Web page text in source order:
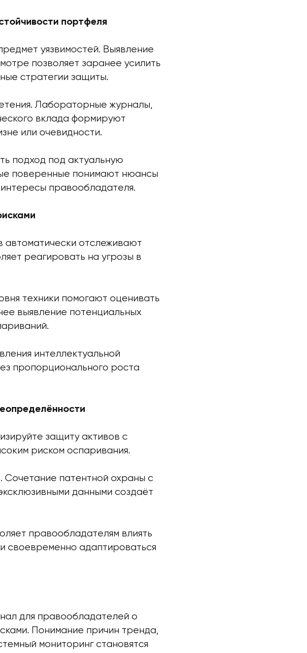
портфеля
уязвимостей. Выявление
позволяет заранее усилить
стратегии защиты.
Лабораторные журналы,
вклада формируют
или очевидности.
подход под актуальную
поверенные понимают нюансы
правообладателя.
автоматически отслеживают
реагировать на угрозы в
техники помогают оценивать
выявление потенциальных
интеллектуальной
пропорционального роста
защиту активов с
риском оспаривания.
Сочетание патентной охраны с
данными создаёт
правообладателям влиять
своевременно адаптироваться
для правообладателей о
Понимание причин тренда,
мониторинг становятся